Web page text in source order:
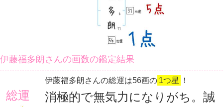
伊藤福多朗さんの画数の鑑定結果
総運
伊藤福多朗さんの総運は56画の 1つ星 ！
消極的で無気力になりがち。誠